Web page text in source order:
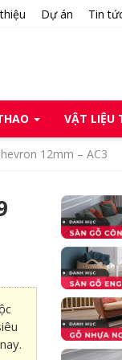
Dự án Tin
VẬT LIỆU
12mm – AC3